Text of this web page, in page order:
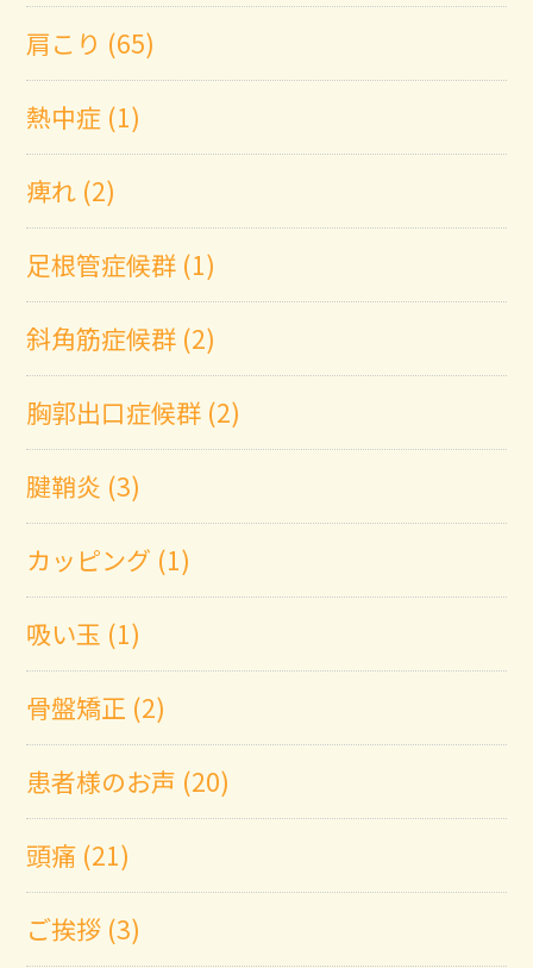
肩こり (65)
熱中症 (1)
痺れ (2)
足根管症候群 (1)
斜角筋症候群 (2)
胸郭出口症候群 (2)
腱鞘炎 (3)
カッピング (1)
吸い玉 (1)
骨盤矯正 (2)
患者様のお声 (20)
頭痛 (21)
ご挨拶 (3)